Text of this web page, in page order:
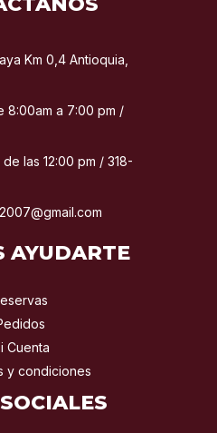
Km 0,4 Antioquia,
8:00am a 7:00 pm /
las 12:00 pm / 318-
AYUDARTE
Cuenta
y condiciones